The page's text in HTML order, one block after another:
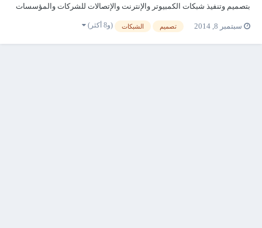
بتصميم وتنفيذ شبكات الكمبيوتر والإنترنت والإتصالات للشركات والمؤسسات
الكثير ترقبوا خدماتنا .........
سبتمبر 8, 2014 تصميم الشبكات (و8 أكثر)